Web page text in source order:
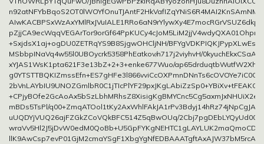
+SxjdsX1aj+ogDU0ZETRqYS9B8SjgwOHCljNH/
MSbbpINaVq4w55l0UBOycrk5358PhEatkov/n717j2viyhvH/
xYJAS1WsK1pta621F3e13bZ+2+3+enke677Wuo/
mBDs5TsPl/
uUQDYjVUQ26ajFZGkZCoVQkBFC514Z5qBwOUq/